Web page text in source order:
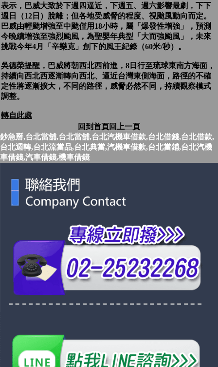
表示，巴威大致於下週四逼近，下週五、週六影響最劇，下下
週日（12日）脫離；但各地受威脅的程度、視颱風動向而定。
巴威由輕颱增強至中颱僅用18小時，屬「爆發性增強」，預測
今晚續增強至強烈颱風，為聖嬰年典型「大而強颱風」，未來
挑戰今年4月「辛樂克」創下的風王紀錄（60米/秒）。
吳德榮提醒，巴威將朝西北西前進，8日行至琉球東南方海面，
持續向西北西逐漸轉向西北、逼近台灣東側海面，路徑的不確
定性將逐漸擴大，不同的路徑，威脅必然不同，持續觀察模式
調整。
轉自此處
回到首頁回上一頁
鈔急掰,台北當舖,台北當舖,台北汽機車借款,台北借錢,台北借款,
台北週轉,台北流當品,台北典當,汽機車借款,台北當鋪,台北汽機
車借錢,汽車借錢,機車借錢